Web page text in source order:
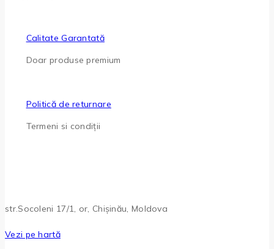
Calitate Garantată
Doar produse premium
Politică de returnare
Termeni si condiții
str.Socoleni 17/1, or, Chișinău, Moldova
Vezi pe hartă